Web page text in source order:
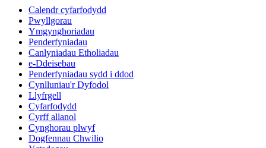
Calendr cyfarfodydd
Pwyllgorau
Ymgynghoriadau
Penderfyniadau
Canlyniadau Etholiadau
e-Ddeisebau
Penderfyniadau sydd i ddod
Cynlluniau'r Dyfodol
Llyfrgell
Cyfarfodydd
Cyrff allanol
Cynghorau plwyf
Dogfennau Chwilio